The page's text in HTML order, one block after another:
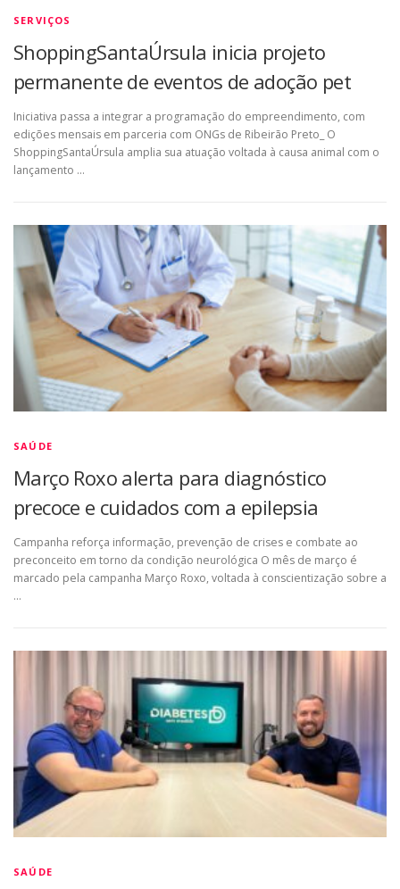
SERVIÇOS
ShoppingSantaÚrsula inicia projeto
permanente de eventos de adoção pet
Iniciativa passa a integrar a programação do empreendimento, com
edições mensais em parceria com ONGs de Ribeirão Preto_ O
ShoppingSantaÚrsula amplia sua atuação voltada à causa animal com o
lançamento …
SAÚDE
Março Roxo alerta para diagnóstico
precoce e cuidados com a epilepsia
Campanha reforça informação, prevenção de crises e combate ao
preconceito em torno da condição neurológica O mês de março é
marcado pela campanha Março Roxo, voltada à conscientização sobre a
…
SAÚDE